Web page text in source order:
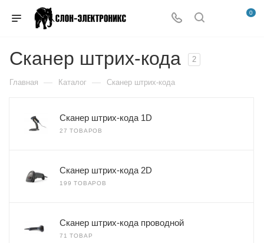
0
Сканер штрих-кода 2
Главная — Каталог — Сканер штрих-кода
Сканер штрих-кода 1D
27 ТОВАРОВ
Сканер штрих-кода 2D
199 ТОВАРОВ
Сканер штрих-кода проводной
71 ТОВАР